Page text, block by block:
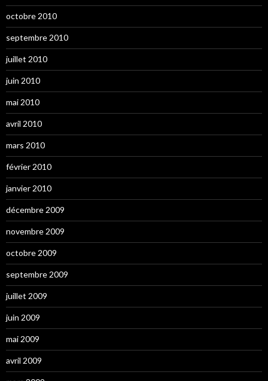
octobre 2010
septembre 2010
juillet 2010
juin 2010
mai 2010
avril 2010
mars 2010
février 2010
janvier 2010
décembre 2009
novembre 2009
octobre 2009
septembre 2009
juillet 2009
juin 2009
mai 2009
avril 2009